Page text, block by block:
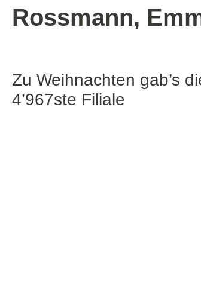
Rossmann,
Zu Weihnachten gab’s
4’967ste Filiale